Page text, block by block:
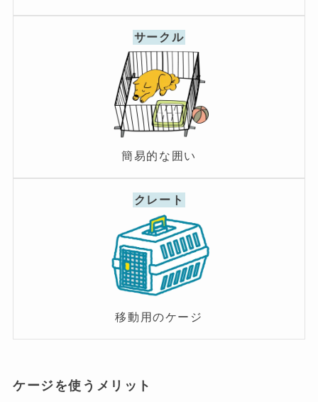
サークル
簡易的な囲い
クレート
移動用のケージ
ケージを使うメリット